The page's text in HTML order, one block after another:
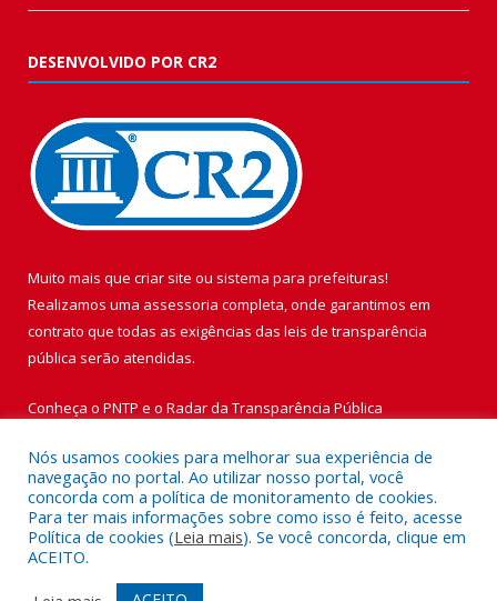
DESENVOLVIDO POR CR2
Muito mais que criar site ou sistema para prefeituras!
Realizamos uma assessoria completa, onde garantimos em
contrato que todas as exigências das leis de transparência
pública serão atendidas.
Conheça o PNTP e o Radar da Transparência Pública
Todos os direitos reservados a Prefeitura Municipal de Vigia de
Nazaré.
Nós usamos cookies para melhorar sua experiência de
navegação no portal. Ao utilizar nosso portal, você
concorda com a política de monitoramento de cookies.
Para ter mais informações sobre como isso é feito, acesse
Política de cookies (Leia mais). Se você concorda, clique em
ACEITO.